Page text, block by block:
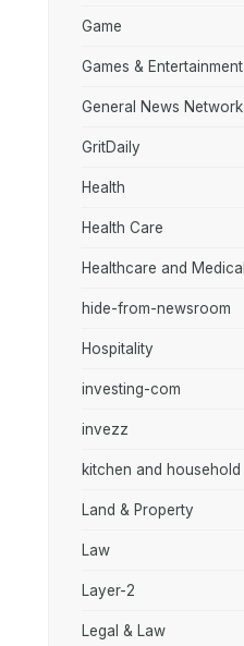
Game
Games & Entertainment
General News Network
GritDaily
Health
Health Care
Healthcare and Medical
hide-from-newsroom
Hospitality
investing-com
invezz
kitchen and household
Land & Property
Law
Layer-2
Legal & Law